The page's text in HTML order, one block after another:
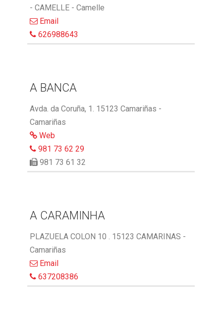
- CAMELLE - Camelle
Email
626988643
A BANCA
Avda. da Coruña, 1. 15123 Camariñas -
Camariñas
Web
981 73 62 29
981 73 61 32
A CARAMINHA
PLAZUELA COLON 10 . 15123 CAMARINAS -
Camariñas
Email
637208386